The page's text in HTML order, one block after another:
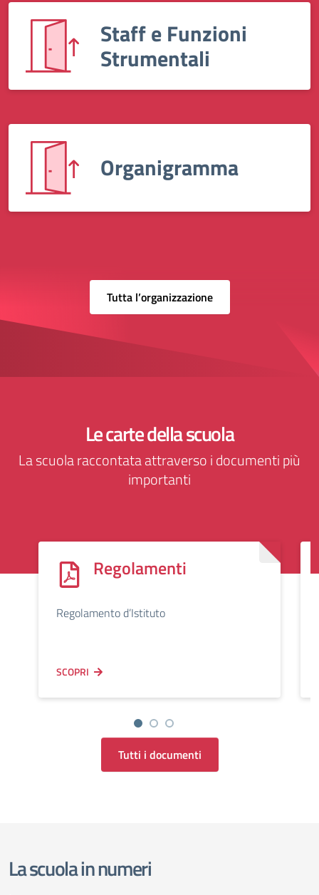
Staff e Funzioni
Strumentali
Organigramma
Tutta l’organizzazione
Le carte della scuola
La scuola raccontata attraverso i documenti più
importanti
Regolamenti
Regolamento d’Istituto
SCOPRI
Tutti i documenti
La scuola in numeri